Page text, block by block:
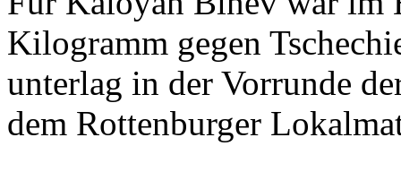
Kilogramm gegen
unterlag in der Vorrunde
dem Rottenburger